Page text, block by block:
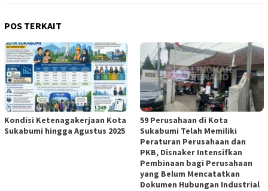
POS TERKAIT
Kondisi Ketenagakerjaan Kota
Sukabumi hingga Agustus 2025
59 Perusahaan di Kota
Sukabumi Telah Memiliki
Peraturan Perusahaan dan
PKB, Disnaker Intensifkan
Pembinaan bagi Perusahaan
yang Belum Mencatatkan
Dokumen Hubungan Industrial